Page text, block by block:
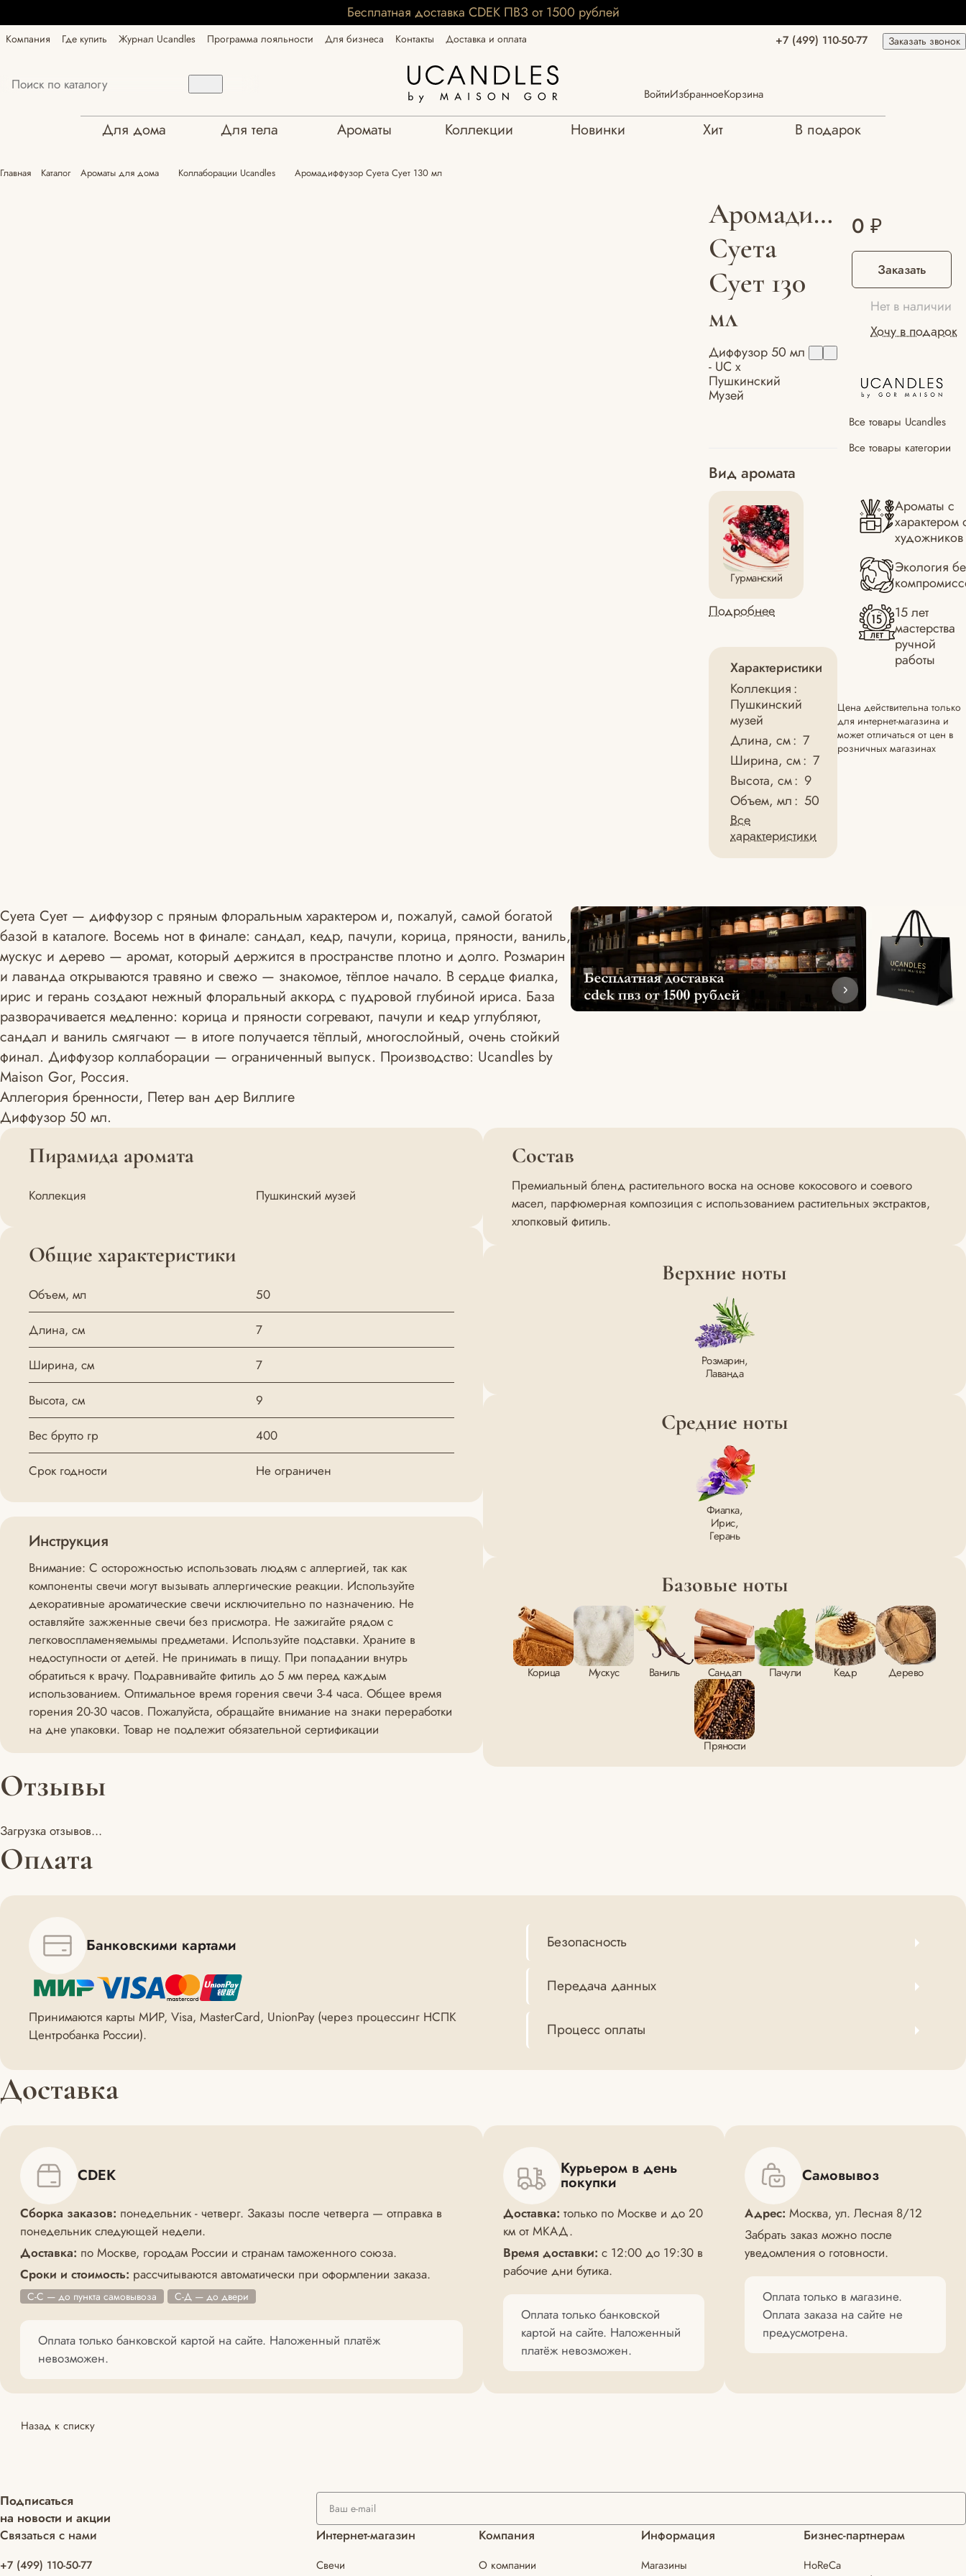
Бесплатная доставка CDEK ПВЗ от 1500 рублей
Компания Где купить Журнал Ucandles Программа лояльности Для бизнеса Контакты Доставка и оплата +7 (499) 110-50-77 Заказать звонок
ВойтиИзбранноеКорзина
Для дома Для тела Ароматы Коллекции Новинки Хит В подарок
Главная Каталог Ароматы для дома Коллаборации Ucandles Аромадиффузор Суета Сует 130 мл
Аромадиффузор
Суета
Сует 130
мл
Диффузор 50 мл
- UC x
Пушкинский
Музей
Вид аромата
Гурманский
Подробнее
Характеристики
Коллекция:
Пушкинский
музей
Длина, см: 7
Ширина, см: 7
Высота, см: 9
Объем, мл: 50
Все
характеристики
0 ₽
Заказать
Нет в наличии
Хочу в подарок
Все товары Ucandles
Все товары категории
Ароматы с
характером
художников
Экология
15 лет
мастерства
ручной
работы
Цена действительна только
для интернет-магазина и
может отличаться от цен в
розничных магазинах
Суета Сует — диффузор с пряным флоральным характером и, пожалуй, самой богатой
базой в каталоге. Восемь нот в финале: сандал, кедр, пачули, корица, пряности, ваниль,
мускус и дерево — аромат, который держится в пространстве плотно и долго. Розмарин
и лаванда открываются травяно и свежо — знакомое, тёплое начало. В сердце фиалка,
ирис и герань создают нежный флоральный аккорд с пудровой глубиной ириса. База
разворачивается медленно: корица и пряности согревают, пачули и кедр углубляют,
сандал и ваниль смягчают — в итоге получается тёплый, многослойный, очень стойкий
финал. Диффузор коллаборации — ограниченный выпуск. Производство: Ucandles by
Maison Gor, Россия.
Аллегория бренности, Петер ван дер Виллиге
Диффузор 50 мл.
Состав
Премиальный бленд растительного воска на основе кокосового и соевого
масел, парфюмерная композиция с использованием растительных экстрактов,
хлопковый фитиль.
Верхние ноты
Розмарин,
Лаванда
Средние ноты
Фиалка,
Ирис,
Герань
Базовые ноты
Корица Мускус Ваниль Сандал Пачули Кедр Дерево
Пряности
Пирамида аромата
Коллекция Пушкинский музей
Общие характеристики
Объем, мл 50
Длина, см 7
Ширина, см 7
Высота, см 9
Вес брутто гр 400
Срок годности Не ограничен
Инструкция
Внимание: С осторожностью использовать людям с аллергией, так как
компоненты свечи могут вызывать аллергические реакции. Используйте
декоративные ароматические свечи исключительно по назначению. Не
оставляйте зажженные свечи без присмотра. Не зажигайте рядом с
легковоспламеняемымы предметами. Используйте подставки. Храните в
недоступности от детей. Не принимать в пищу. При попадании внутрь
обратиться к врачу. Подравнивайте фитиль до 5 мм перед каждым
использованием. Оптимальное время горения свечи 3-4 часа. Общее время
горения 20-30 часов. Пожалуйста, обращайте внимание на знаки переработки
на дне упаковки. Товар не подлежит обязательной сертификации
Отзывы
Загрузка отзывов...
Оплата
Банковскими картами
Принимаются карты МИР, Visa, MasterCard, UnionPay (через процессинг НСПК
Центробанка России).
Безопасность
Передача данных
Процесс оплаты
Доставка
CDEK
Сборка заказов: понедельник - четверг. Заказы после четверга — отправка в
понедельник следующей недели.
Доставка: по Москве, городам России и странам таможенного союза.
Сроки и стоимость: рассчитываются автоматически при оформлении заказа.
С-С — до пункта самовывоза С-Д — до двери
Оплата только банковской картой на сайте. Наложенный платёж
невозможен.
Курьером в день
покупки
Доставка: только по Москве и до 20
км от МКАД.
Время доставки: с 12:00 до 19:30 в
рабочие дни бутика.
Оплата только банковской
картой на сайте. Наложенный
платёж невозможен.
Самовывоз
Адрес: Москва, ул. Лесная 8/12
Забрать заказ можно после
уведомления о готовности.
Оплата только в магазине.
Оплата заказа на сайте не
предусмотрена.
Назад к списку
Подписаться
на новости и акции
Связаться с нами
+7 (499) 110-50-77
Интернет-магазин
Свечи
Компания
О компании
Информация
Магазины
Бизнес-партнерам
HoReCa